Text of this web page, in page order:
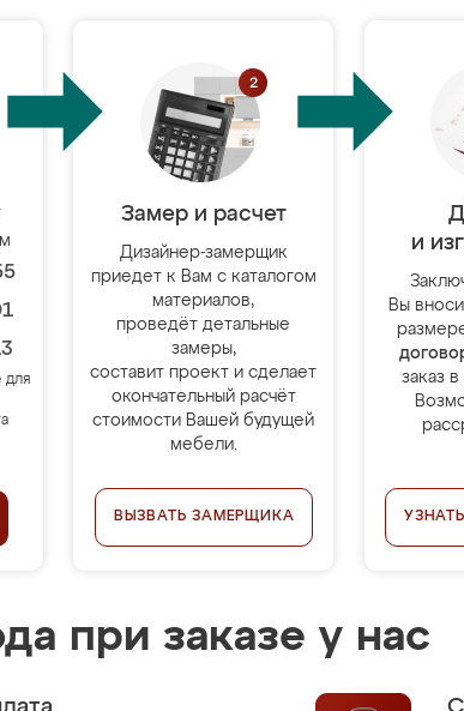
для
Замер и расчет
Дизайнер-замерщик
приедет к Вам с каталогом
материалов,
проведёт детальные
замеры,
составит проект и сделает
окончательный расчёт
стоимости Вашей будущей
мебели.
ВЫЗВАТЬ ЗАМЕРЩИКА
и
Вы
заказ
при заказе у нас